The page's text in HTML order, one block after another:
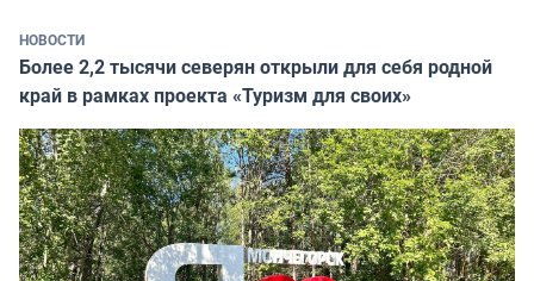
НОВОСТИ
Более 2,2 тысячи северян открыли для себя родной
край в рамках проекта «Туризм для своих»